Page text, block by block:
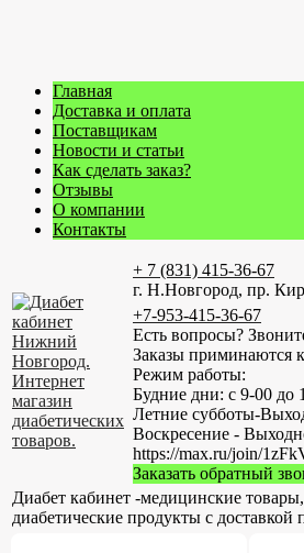
Главная
Доставка и оплата
Поставщикам
Новости и статьи
Как сделать заказ?
Отзывы
О компании
Контакты
+ 7 (831) 415-36-67
г. Н.Новгород, пр.
+7-953-415-36-67
Есть вопросы?
Заказы приминаются
Режим работы:
Будние дни: с 9-00 до
Летние субботы-
Воскресение -
https://max.ru/join/
Заказать обратный
Диабет кабинет -медицинские
диабетические продукты с доставкой